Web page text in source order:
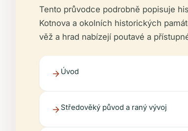
Tento průvodce podrobně popisuje
Kotnova a okolních historických
věž a hrad nabízejí poutavé a
Úvod
Středověký původ a raný vývoj